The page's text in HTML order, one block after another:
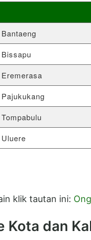
klik tautan ini:
Kota dan